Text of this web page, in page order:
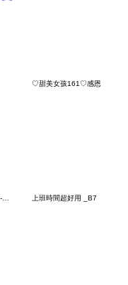
♡甜美女孩161♡感恩
上班時間超好用 _B7